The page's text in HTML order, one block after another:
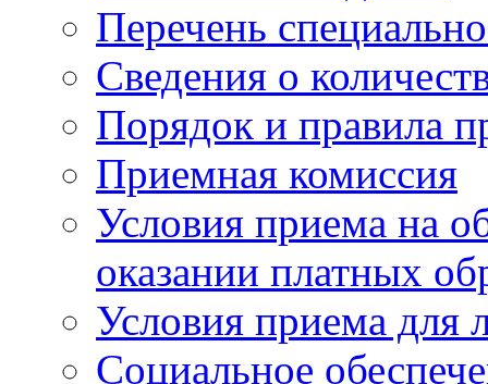
Перечень
Cведения о
Порядок и правила
Приемная комиссия
Условия приема на
оказании платных
Условия приема для
Социальное